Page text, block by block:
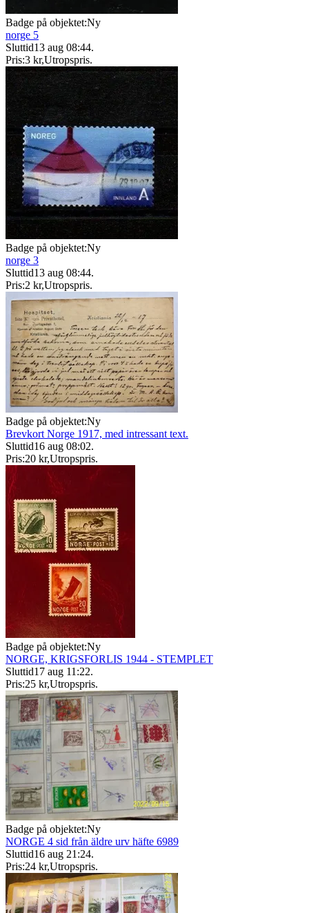
Badge på objektet:Ny
norge 5
Sluttid13 aug 08:44.
Pris:3 kr,Utropspris.
Badge på objektet:Ny
norge 3
Sluttid13 aug 08:44.
Pris:2 kr,Utropspris.
Badge på objektet:Ny
Brevkort Norge 1917, med intressant text.
Sluttid16 aug 08:02.
Pris:20 kr,Utropspris.
Badge på objektet:Ny
NORGE, KRIGSFORLIS 1944 - STEMPLET
Sluttid17 aug 11:22.
Pris:25 kr,Utropspris.
Badge på objektet:Ny
NORGE 4 sid från äldre urv häfte 6989
Sluttid16 aug 21:24.
Pris:24 kr,Utropspris.